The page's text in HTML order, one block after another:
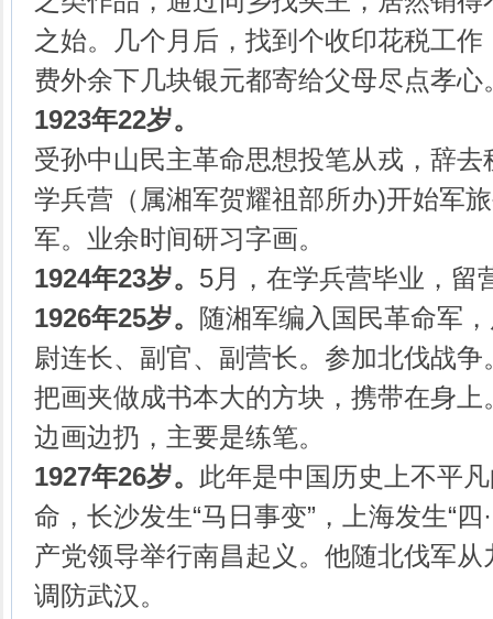
之始。几个月后，找到个收印花税工
费外余下几块银元都寄给父母尽点孝
1923年22岁。
受孙中山民主革命思想投笔从戎，辞
学兵营（属湘军贺耀祖部所办)开始军
军。业余时间研习字画。
1924年23岁。 5月，在学兵营毕业，留
1926年25岁。 随湘军编入国民革命军
尉连长、副官、副营长。参加北伐战
把画夹做成书本大的方块，携带在身
边画边扔，主要是练笔。
1927年26岁。 此年是中国历史上不平
命，长沙发生“马日事变”，上海发生“
产党领导举行南昌起义。他随北伐军
调防武汉。